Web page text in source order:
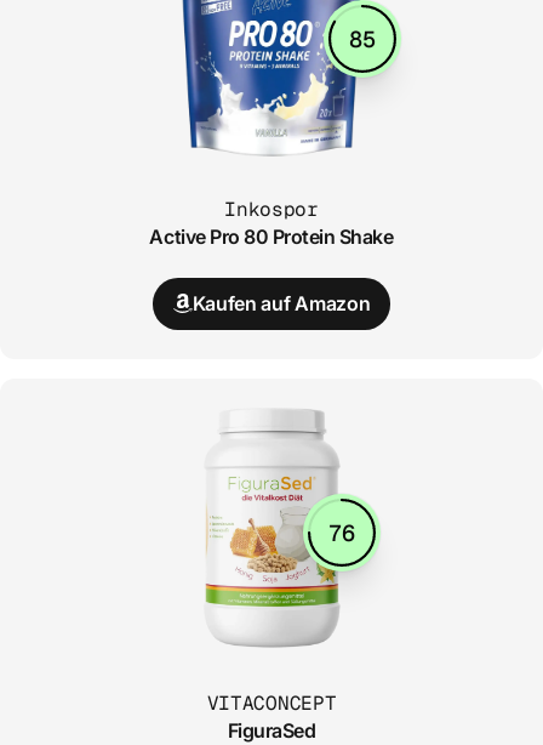
85
Inkospor
Active Pro 80 Protein Shake
Kaufen auf Amazon
76
VITACONCEPT
FiguraSed